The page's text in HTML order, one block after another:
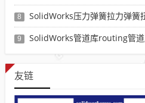
8 SolidWorks压力弹簧拉力弹簧扭力
9 SolidWorks管道库routing管
友链